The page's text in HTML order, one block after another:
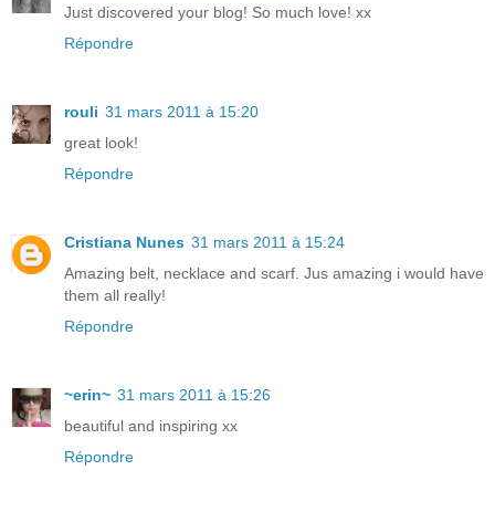
Just discovered your blog! So much love! xx
Répondre
rouli 31 mars 2011 à 15:20
great look!
Répondre
Cristiana Nunes 31 mars 2011 à 15:24
Amazing belt, necklace and scarf. Jus amazing i would have
them all really!
Répondre
~erin~ 31 mars 2011 à 15:26
beautiful and inspiring xx
Répondre